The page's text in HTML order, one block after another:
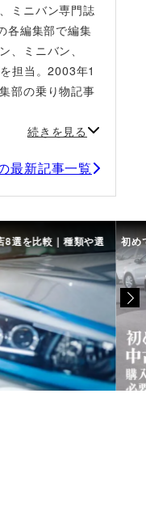
ミニバン専門誌
各編集部で編集
、ミニバン、
担当。2003年1
部の乗り物記事
続きを見る
最新記事一覧
8選を比較｜種類や選 初め